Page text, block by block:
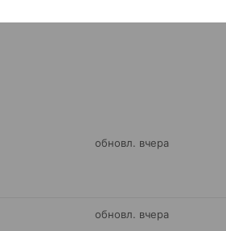
обновл. вчера
обновл. вчера